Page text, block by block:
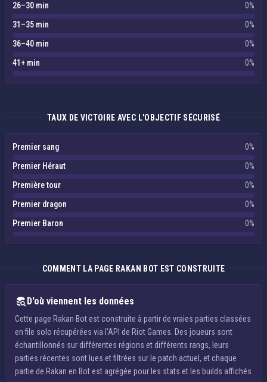
26–30 min
0%
31–35 min
0%
36–40 min
0%
41+ min
0%
TAUX DE VICTOIRE AVEC L'OBJECTIF SÉCURISÉ
Premier sang
0%
Premier Héraut
0%
Première tour
0%
Premier dragon
0%
Premier Baron
0%
COMMENT LA PAGE RAKAN BOT EST CONSTRUITE
D'où viennent les données
Cette page Rakan Bot est construite à partir de vraies parties classées
en file solo récupérées via l'API de Riot Games. Des joueurs sont
échantillonnés sur différentes régions et différents rangs, leurs
parties récentes sont lues et filtrées sur le patch actuel, et chaque
partie de Rakan en Bot est agrégée pour les stats et les builds affichés